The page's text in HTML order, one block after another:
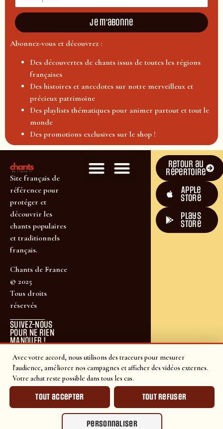
Avec votre accord, nous utilisons des traceurs pour mesurer
l'audience, améliorer nos campagnes et afficher des vidéos externes.
Votre achat reste possible dans tous les cas.
Tout accepter Tout refuser
Personnaliser
Je m'abonne
Abonnez-vous et découvrez :
Des découvertes de chants issus de toutes les régions
françaises
Des histoires et anecdotes sur notre merveilleux et
précieux patrimoine
Des playlists thématiques pour animer partout et tout le
monde
Des promotions exclusives sur le shop !
Site français de
référence pour
protéger et
découvrir les
chants populaires
et traditionnels
français.
Chants de France
© 2025
Tous droits
réservés
SUIVEZ-NOUS
POUR NE RIEN
MANQUER !
Retour au
répertoire
Apple
Store
plays
store